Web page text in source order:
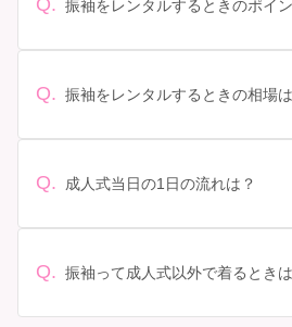
振袖をレンタルするときのポイ
があります。 サイズ選び: 自分の体
ンタル料金に含まれるもの（小物
っかり確認しておく必要がありま
しょう。
Q. 振袖をレンタルするときの相場
されています。 高級なものやブラ
Q. 成人式当日の1日の流れは？
人式: 一般的に午前中に成人式が行
Q. 振袖って成人式以外で着るとき